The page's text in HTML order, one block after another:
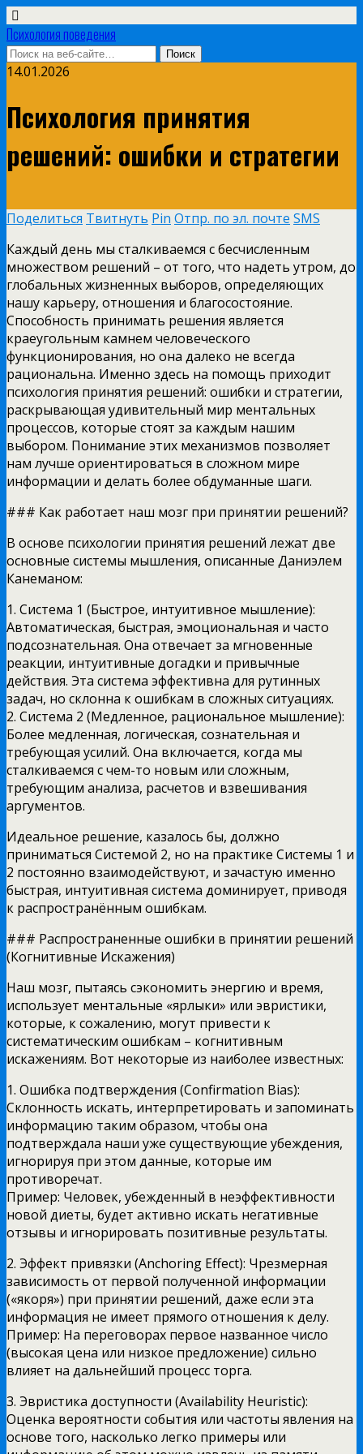
Психология поведения
14.01.2026
Психология принятия
решений: ошибки и стратегии
Поделиться Твитнуть Pin Отпр. по эл. почте SMS
Каждый день мы сталкиваемся с бесчисленным
множеством решений – от того, что надеть утром, до
глобальных жизненных выборов, определяющих
нашу карьеру, отношения и благосостояние.
Способность принимать решения является
краеугольным камнем человеческого
функционирования, но она далеко не всегда
рациональна. Именно здесь на помощь приходит
психология принятия решений: ошибки и стратегии,
раскрывающая удивительный мир ментальных
процессов, которые стоят за каждым нашим
выбором. Понимание этих механизмов позволяет
нам лучше ориентироваться в сложном мире
информации и делать более обдуманные шаги.
### Как работает наш мозг при принятии решений?
В основе психологии принятия решений лежат две
основные системы мышления, описанные Даниэлем
Канеманом:
1. Система 1 (Быстрое, интуитивное мышление):
Автоматическая, быстрая, эмоциональная и часто
подсознательная. Она отвечает за мгновенные
реакции, интуитивные догадки и привычные
действия. Эта система эффективна для рутинных
задач, но склонна к ошибкам в сложных ситуациях.
2. Система 2 (Медленное, рациональное мышление):
Более медленная, логическая, сознательная и
требующая усилий. Она включается, когда мы
сталкиваемся с чем-то новым или сложным,
требующим анализа, расчетов и взвешивания
аргументов.
Идеальное решение, казалось бы, должно
приниматься Системой 2, но на практике Системы 1 и
2 постоянно взаимодействуют, и зачастую именно
быстрая, интуитивная система доминирует, приводя
к распространённым ошибкам.
### Распространенные ошибки в принятии решений
(Когнитивные Искажения)
Наш мозг, пытаясь сэкономить энергию и время,
использует ментальные «ярлыки» или эвристики,
которые, к сожалению, могут привести к
систематическим ошибкам – когнитивным
искажениям. Вот некоторые из наиболее известных:
1. Ошибка подтверждения (Confirmation Bias):
Склонность искать, интерпретировать и запоминать
информацию таким образом, чтобы она
подтверждала наши уже существующие убеждения,
игнорируя при этом данные, которые им
противоречат.
Пример: Человек, убежденный в неэффективности
новой диеты, будет активно искать негативные
отзывы и игнорировать позитивные результаты.
2. Эффект привязки (Anchoring Effect): Чрезмерная
зависимость от первой полученной информации
(«якоря») при принятии решений, даже если эта
информация не имеет прямого отношения к делу.
Пример: На переговорах первое названное число
(высокая цена или низкое предложение) сильно
влияет на дальнейший процесс торга.
3. Эвристика доступности (Availability Heuristic):
Оценка вероятности события или частоты явления на
основе того, насколько легко примеры или